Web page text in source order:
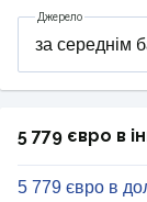
Джерело
5 779 євро в
5 779 євро в